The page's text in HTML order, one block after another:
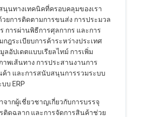
นุนทางเทคนิคที่ครอบคลุมของเรา
วยการติดตามการขนส่ง การประมวล
การผ่านพิธีการศุลกากร และการ
ฎระเบียบการค้าระหว่างประเทศ
ลอัปเดตแบบเรียลไทม์ การเพิ่ม
พเส้นทาง การประสานงานการ
ค้า และการสนับสนุนการรวมระบบ
บ ERP
จากผู้เชี่ยวชาญเกี่ยวกับการบรรจุ
ติดฉลาก และการจัดการสินค้าช่วย